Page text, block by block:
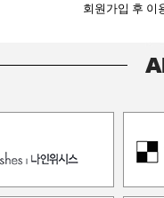
회원가입 후 이